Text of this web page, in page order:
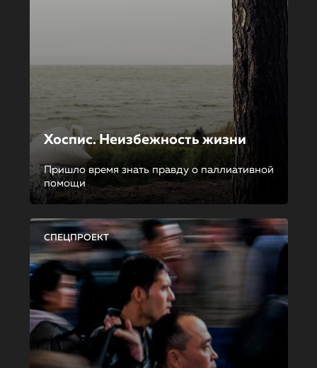
Хоспис. Неизбежность жизни
Пришло время знать правду о паллиативной
помощи
СПЕЦПРОЕКТ